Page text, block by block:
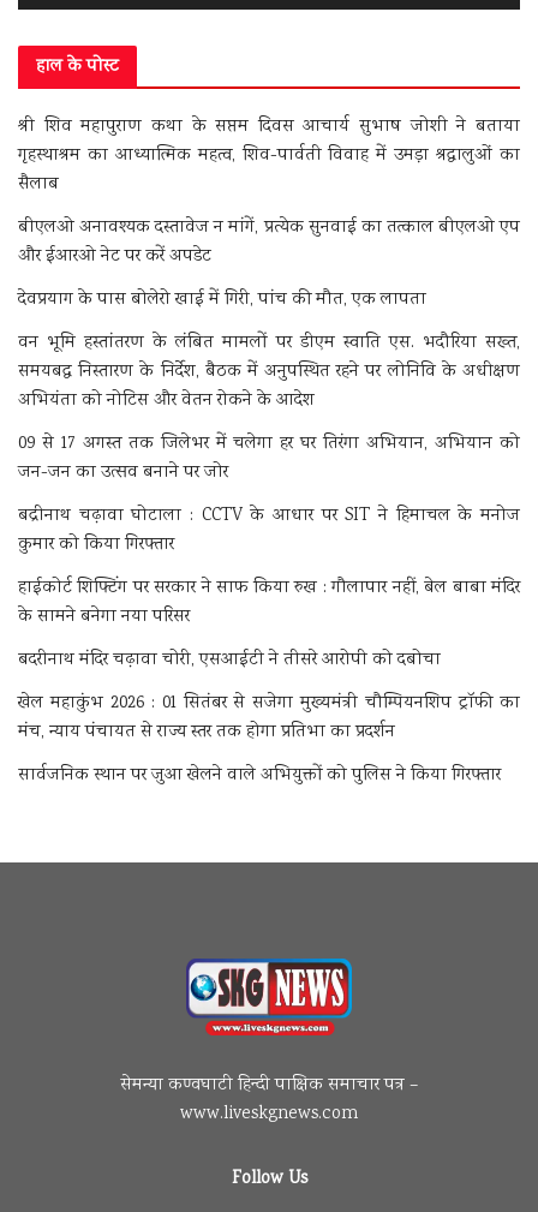
हाल के पोस्ट
श्री शिव महापुराण कथा के सप्तम दिवस आचार्य सुभाष जोशी ने बताया
गृहस्थाश्रम का आध्यात्मिक महत्व, शिव-पार्वती विवाह में उमड़ा श्रद्धालुओं का
सैलाब
बीएलओ अनावश्यक दस्तावेज न मांगें, प्रत्येक सुनवाई का तत्काल बीएलओ एप
और ईआरओ नेट पर करें अपडेट
देवप्रयाग के पास बोलेरो खाई में गिरी, पांच की मौत, एक लापता
वन भूमि हस्तांतरण के लंबित मामलों पर डीएम स्वाति एस. भदौरिया सख्त,
समयबद्ध निस्तारण के निर्देश, बैठक में अनुपस्थित रहने पर लोनिवि के अधीक्षण
अभियंता को नोटिस और वेतन रोकने के आदेश
09 से 17 अगस्त तक जिलेभर में चलेगा हर घर तिरंगा अभियान, अभियान को
जन-जन का उत्सव बनाने पर जोर
बद्रीनाथ चढ़ावा घोटाला : CCTV के आधार पर SIT ने हिमाचल के मनोज
कुमार को किया गिरफ्तार
हाईकोर्ट शिफ्टिंग पर सरकार ने साफ किया रुख : गौलापार नहीं, बेल बाबा मंदिर
के सामने बनेगा नया परिसर
बदरीनाथ मंदिर चढ़ावा चोरी, एसआईटी ने तीसरे आरोपी को दबोचा
खेल महाकुंभ 2026 : 01 सितंबर से सजेगा मुख्यमंत्री चौम्पियनशिप ट्रॉफी का
मंच, न्याय पंचायत से राज्य स्तर तक होगा प्रतिभा का प्रदर्शन
सार्वजनिक स्थान पर जुआ खेलने वाले अभियुक्तों को पुलिस ने किया गिरफ्तार
सेमन्या कण्वघाटी हिन्दी पाक्षिक समाचार पत्र –
www.liveskgnews.com
Follow Us